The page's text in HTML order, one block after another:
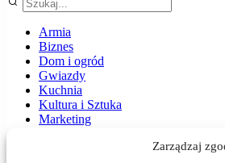
Zarządzaj
Armia
Biznes
Dom i ogród
Gwiazdy
Kuchnia
Kultura i Sztuka
Marketing